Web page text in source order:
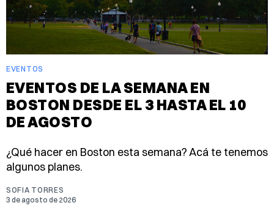
EVENTOS
EVENTOS DE LA SEMANA EN
BOSTON DESDE EL 3 HASTA EL 10
DE AGOSTO
¿Qué hacer en Boston esta semana? Acá te tenemos
algunos planes.
SOFIA TORRES
3 de agosto de 2026